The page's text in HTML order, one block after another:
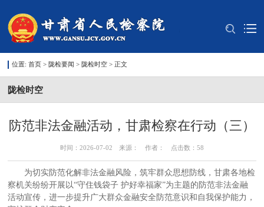
位置: 首页> 陇检要闻 > 陇检时空> 正文
陇检时空
防范非法金融活动，甘肃检察在行动（三）
时间：2026-07-02 来源： 作者： 点击数： 58
为切实防范化解非法金融风险，筑牢群众思想防线，甘肃各地检
察机关纷纷开展以“守住钱袋子 护好幸福家”为主题的防范非法金融
活动宣传，进一步提升广大群众金融安全防范意识和自我保护能力，